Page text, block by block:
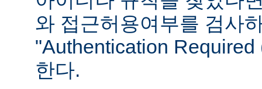
와 접근허용여부를 검사
"Authentication
한다.